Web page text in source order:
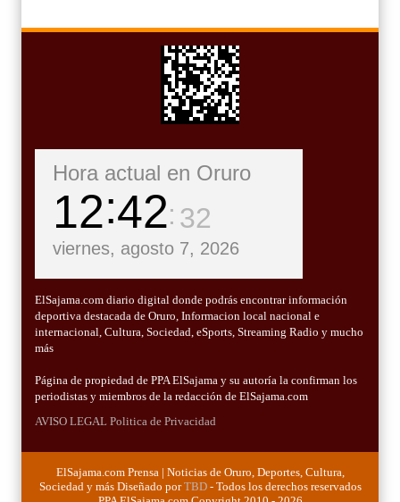
Hora actual en Oruro
12 42 33
viernes, agosto 7, 2026
ElSajama.com diario digital donde podrás encontrar información
deportiva destacada de Oruro, Informacion local nacional e
internacional, Cultura, Sociedad, eSports, Streaming Radio y mucho
más
Página de propiedad de PPA ElSajama y su autoría la confirman los
periodistas y miembros de la redacción de ElSajama.com
AVISO LEGAL Politica de Privacidad
ElSajama.com Prensa | Noticias de Oruro, Deportes, Cultura,
Sociedad y más Diseñado porTBD- Todos los derechos reservados